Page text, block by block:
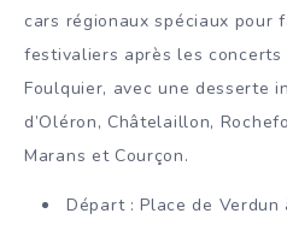
cars régionaux spéciaux pour
festivaliers après les concerts
Foulquier, avec une desserte
d’Oléron, Châtelaillon,
Marans et Courçon.
Départ : Place de Verdun